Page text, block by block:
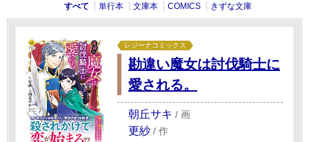
すべて 単行本 文庫本 COMICS きずな文庫
レジーナコミックス
勘違い魔女は討伐騎士に
愛される。
朝丘サキ / 画
更紗 / 作